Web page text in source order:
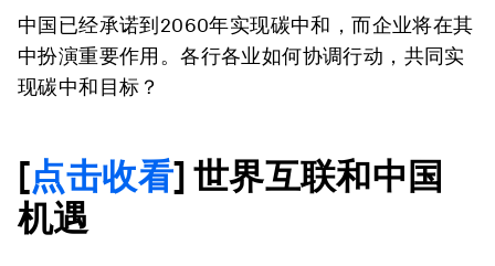
中国已经承诺到2060年实现碳中和，而企业将在其
中扮演重要作用。各行各业如何协调行动，共同实
现碳中和目标？
[点击收看] 世界互联和中国
机遇